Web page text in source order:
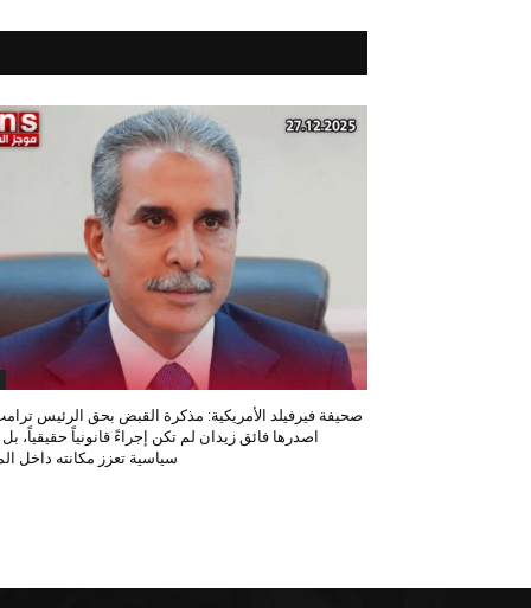
صحيفة فيرفيلد الأمريكية: مذكرة القبض بحق الرئيس
اصدرها فائق زيدان لم تكن إجراءً قانونياً حقيقياً،
سياسية تعزز مكانته داخل